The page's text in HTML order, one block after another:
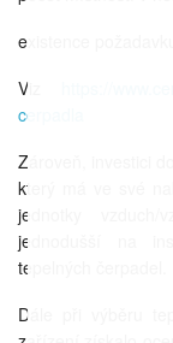
existence
Viz
https://
cerpadla
Zároveň, investici
který má ve své
jednotky
jednodušší na
tepelných čerpadel.
Dále při výběru